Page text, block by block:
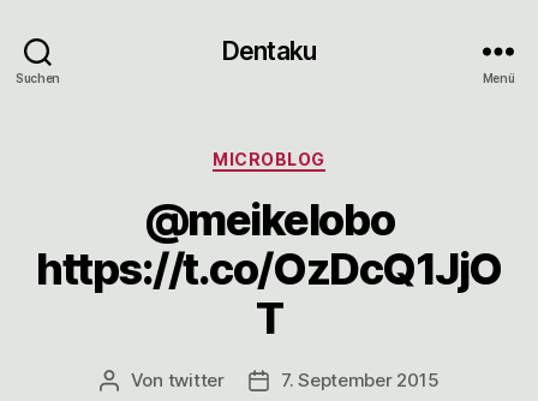
Suchen
Dentaku
Menü
Kategorien
MICROBLOG
@meikelobo
https://t.co/OzDcQ1JjO
T
Beitragsautor
Von twitter Veröffentlichungsdatum
7. September 2015